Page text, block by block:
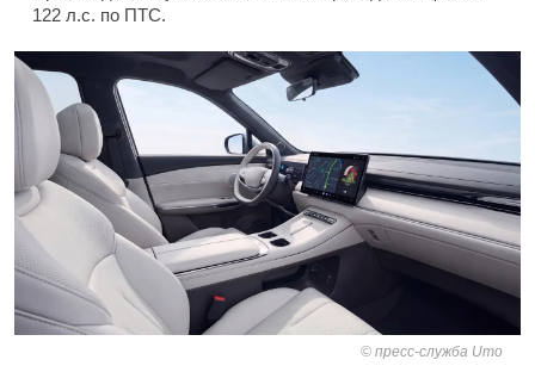
122 л.с. по ПТС.
пресс-служба Umo